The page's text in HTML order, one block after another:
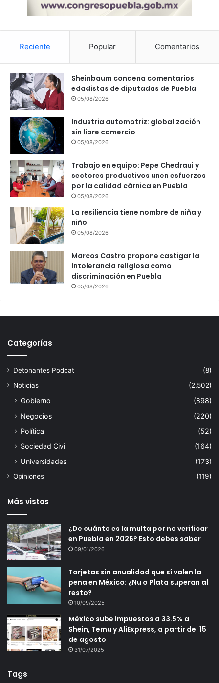
Reciente Popular Comentarios
Sheinbaum condena comentarios
edadistas de diputadas de Puebla
05/08/2026
Industria automotriz: globalización
sin libre comercio
05/08/2026
Trabajo en equipo: Pepe Chedraui y
sectores productivos unen esfuerzos
por la calidad cárnica en Puebla
05/08/2026
La resiliencia tiene nombre de niña y
niño
05/08/2026
Marcos Castro propone castigar la
intolerancia religiosa como
discriminación en Puebla
05/08/2026
Categorías
Detonantes Podcat
(8)
Noticias
(2.502)
Gobierno
(898)
Negocios
(220)
Política
(52)
Sociedad Civil
(164)
Universidades
(173)
Opiniones (119)
Más vistos
¿De cuánto es la multa por no verificar
en Puebla en 2026? Esto debes saber
09/01/2026
Tarjetas sin anualidad que sí valen la
pena en México: ¿Nu o Plata superan al
resto?
10/09/2025
México sube impuestos a 33.5% a
Shein, Temu y AliExpress, a partir del 15
de agosto
31/07/2025
Tags